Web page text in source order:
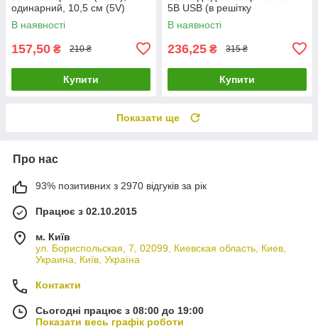
одинарний, 10,5 см (5V)
В наявності
157,50 ₴ 210 ₴
Купити
5В USB (в решітку
роздування)
В наявності
236,25 ₴ 315 ₴
Купити
Показати ще
Про нас
93% позитивних з 2970 відгуків за рік
Працює з 02.10.2015
м. Київ
ул. Бориспольская, 7, 02099, Киевская область, Киев,
Украина, Київ, Україна
Контакти
Сьогодні працює з 08:00 до 19:00
Показати весь графік роботи